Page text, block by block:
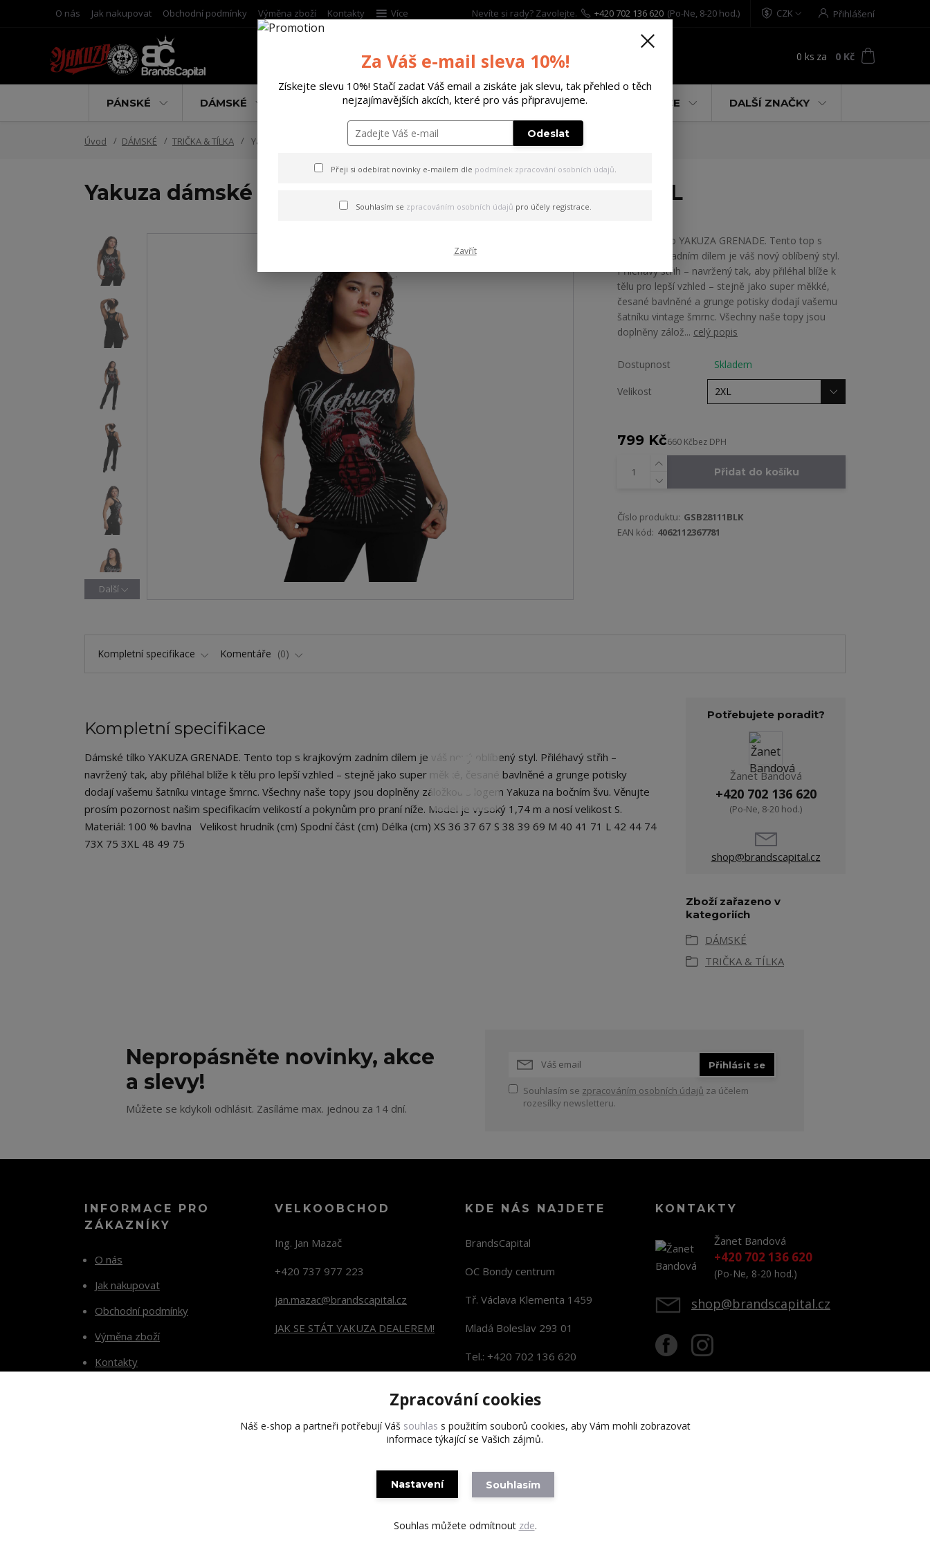
O nás Jak nakupovat Obchodní podmínky Výměna zboží Kontakty Více CZK Přihlášení
Nevíte si rady? Zavolejte. +420 702 136 620 (Po-Ne, 8-20 hod.)
0 ks za 0 Kč
PÁNSKÉ DÁMSKÉ DOPLŇKY DÁRKOVÉ POUKAZY % AKCE DALŠÍ ZNAČKY
Úvod DÁMSKÉ TRIČKA & TÍLKA Yakuza dámské tílko Grenade String Tanktop black 2XL
Yakuza dámské tílko Grenade String Tanktop black 2XL
Další
Dámské tílko YAKUZA GRENADE. Tento top s
krajkovým zadním dílem je váš nový oblíbený styl.
Přiléhavý střih – navržený tak, aby přiléhal blíže k
tělu pro lepší vzhled – stejně jako super měkké,
česané bavlněné a grunge potisky dodají vašemu
šatníku vintage šmrnc. Všechny naše topy jsou
doplněny zálož... celý popis
Dostupnost Skladem
Velikost
799 Kč660 Kčbez DPH
Přidat do košíku
Číslo produktu: GSB28111BLK
EAN kód: 4062112367781
Kompletní specifikace Komentáře 0
Kompletní specifikace
Dámské tílko YAKUZA GRENADE. Tento top s krajkovým zadním dílem je váš nový oblíbený styl. Přiléhavý střih –
navržený tak, aby přiléhal blíže k tělu pro lepší vzhled – stejně jako super měkké, česané bavlněné a grunge potisky
dodají vašemu šatníku vintage šmrnc. Všechny naše topy jsou doplněny záložkou s logem Yakuza na bočním švu. Věnujte
prosím pozornost našim specifikacím velikostí a pokynům pro praní níže. Model je vysoký 1,74 m a nosí velikost S.
Materiál: 100 % bavlna Velikost hrudník (cm) Spodní část (cm) Délka (cm) XS 36 37 67 S 38 39 69 M 40 41 71 L 42 44 74
73X 75 3XL 48 49 75
Potřebujete poradit?
Žanet Bandová
+420 702 136 620
(Po-Ne, 8-20 hod.)
shop@brandscapital.cz
Zboží zařazeno v
kategoriích
DÁMSKÉ
TRIČKA & TÍLKA
Nepropásněte novinky, akce
a slevy!
Můžete se kdykoli odhlásit. Zasíláme max. jednou za 14 dní.
Přihlásit se
Souhlasím se zpracováním osobních údajů za účelem
rozesílky newsletteru.
INFORMACE PRO
ZÁKAZNÍKY
O nás
Jak nakupovat
Obchodní podmínky
Výměna zboží
Kontakty
VELKOOBCHOD
Ing. Jan Mazač
+420 737 977 223
jan.mazac@brandscapital.cz
JAK SE STÁT YAKUZA DEALEREM!
KDE NÁS NAJDETE
BrandsCapital
OC Bondy centrum
Tř. Václava Klementa 1459
Mladá Boleslav 293 01
Tel.: +420 702 136 620
KONTAKTY
Žanet Bandová
+420 702 136 620
(Po-Ne, 8-20 hod.)
shop@brandscapital.cz
Copyright 2020 BrandsCapital s.r.o.
Za Váš e-mail sleva 10%!
Získejte slevu 10%! Stačí zadat Váš email a ziskáte jak slevu, tak přehled o těch
nejzajímavějších akcích, které pro vás připravujeme.
Odeslat
Přeji si odebírat novinky e-mailem dle podmínek zpracování osobních údajů.
Souhlasím se zpracováním osobních údajů pro účely registrace.
Zavřít
Zpracování cookies
Náš e-shop a partneři potřebují Váš souhlas s použitím souborů cookies, aby Vám mohli zobrazovat
informace týkající se Vašich zájmů.
Nastavení Souhlasím
Souhlas můžete odmítnout zde.